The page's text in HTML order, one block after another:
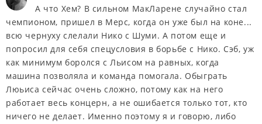
А что Хем? В сильном МакЛарене случайно стал
чемпионом, пришел в Мерс, когда он уже был на коне...
всю чернуху слелали Нико с Шуми. А потом еще и
попросил для себя спецусловия в борьбе с Нико. Сэб, уж
как минимум боролся с Льисом на равных, когда
машина позволяла и команда помогала. Обыграть
Люьиса сейчас очень сложно, потому как на него
работает весь концерн, а не ошибается только тот, кто
ничего не делает. Именно поэтому я и говорю, либо